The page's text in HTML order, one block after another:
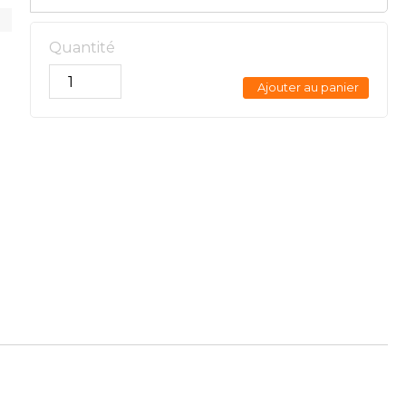
Quantité
Ajouter au panier